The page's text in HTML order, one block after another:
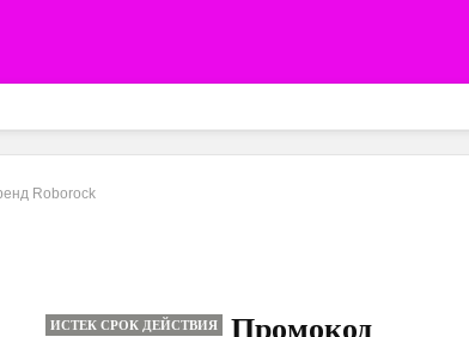
Roborock
ИСТЕК СРОК ДЕЙСТВИЯ
Промокод